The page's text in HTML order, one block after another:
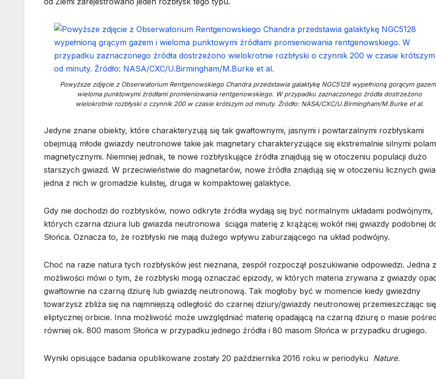
Powyższe zdjęcie z Obserwatorium Rentgenowskiego Chandra przedstawia galaktykę NGC5128 wypełnioną gorącym
wieloma punktowymi źródłami promieniowania rentgenowskiego. W przypadku zaznaczonego źródła dostrzeżono
wielokrotnie rozbłyski o czynnik 200 w czasie krótszym od minuty. Źródło: NASA/CXC/U.Birmingham/M.Burke et al.
Jedyne znane obiekty, które charakteryzują się tak gwałtownymi, jasnymi i powtarzalnymi rozbłyskami
obejmują młode gwiazdy neutronowe takie jak magnetary charakteryzujące się ekstremalnie silnymi
magnetycznymi. Niemniej jednak, te nowe rozbłyskujące źródła znajdują się w otoczeniu populacji dużo
starszych gwiazd. W przeciwieństwie do magnetarów, nowe źródła znajdują się w otoczeniu licznych
jedna z nich w gromadzie kulistej, druga w kompaktowej galaktyce.
Gdy nie dochodzi do rozbłysków, nowo odkryte źródła wydają się być normalnymi układami podwójnymi,
których czarna dziura lub gwiazda neutronowa ściąga materię z krążącej wokół niej gwiazdy podobnej
Słońca. Oznacza to, że rozbłyski nie mają dużego wpływu zaburzającego na układ podwójny.
Choć na razie natura tych rozbłysków jest nieznana, zespół rozpoczął poszukiwanie odpowiedzi. Jedna z
możliwości mówi o tym, że rozbłyski mogą oznaczać epizody, w których materia zrywana z gwiazdy
gwałtownie na czarną dziurę lub gwiazdę neutronową. Tak mogłoby być w momencie kiedy gwiezdny
towarzysz zbliża się na najmniejszą odległość do czarnej dziury/gwiazdy neutronowej przemieszczając
eliptycznej orbicie. Inna możliwość może uwzględniać materię opadającą na czarną dziurę o masie
równiej ok. 800 masom Słońca w przypadku jednego źródła i 80 masom Słońca w przypadku drugiego.
Wyniki opisujące badania opublikowane zostały 20 października 2016 roku w periodyku Nature.